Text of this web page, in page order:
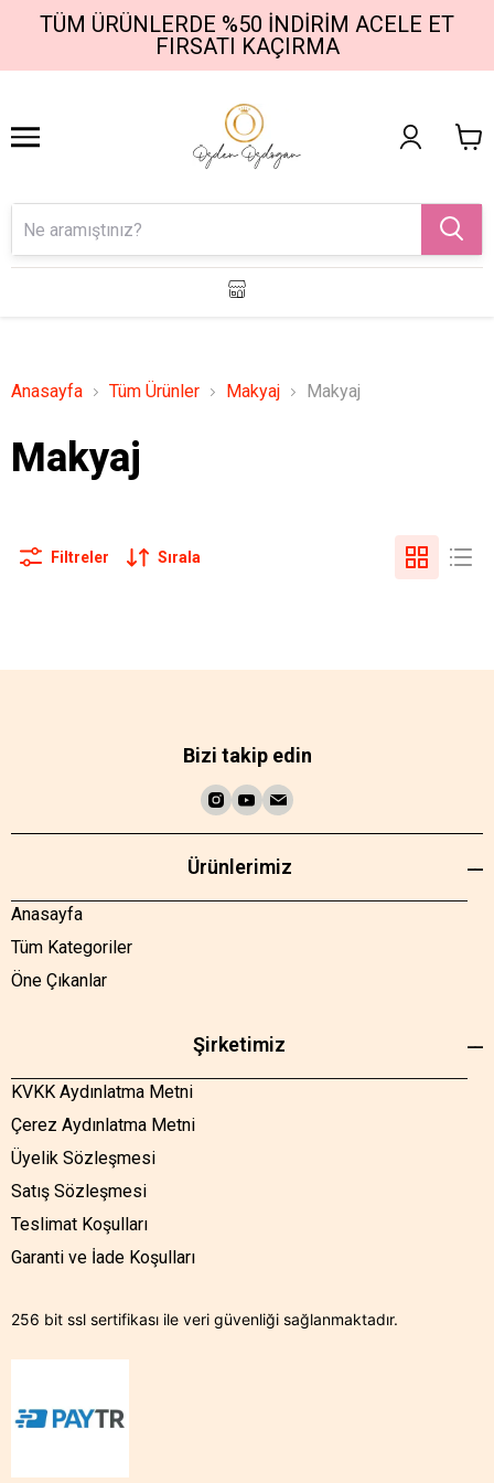
TÜM ÜRÜNLERDE %50 İNDIRIM ACELE ET
FIRSATI KAÇIRMA
1 2
Anasayfa Tüm Ürünler Makyaj Makyaj
Makyaj
Filtreler Sırala
Bizi takip edin
Ürünlerimiz
Anasayfa
Tüm Kategoriler
Öne Çıkanlar
Şirketimiz
KVKK Aydınlatma Metni
Çerez Aydınlatma Metni
Üyelik Sözleşmesi
Satış Sözleşmesi
Teslimat Koşulları
Garanti ve İade Koşulları
256 bit ssl sertifikası ile veri güvenliği sağlanmaktadır.